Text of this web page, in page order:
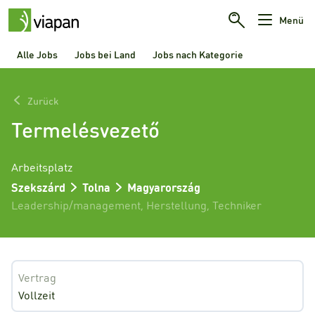
Menü
Alle Jobs Jobs bei Land Jobs nach Kategorie
Zurück
Termelésvezető
Arbeitsplatz
Szekszárd
Tolna
Magyarország
Leadership/management Herstellung Techniker
Vertrag
Vollzeit